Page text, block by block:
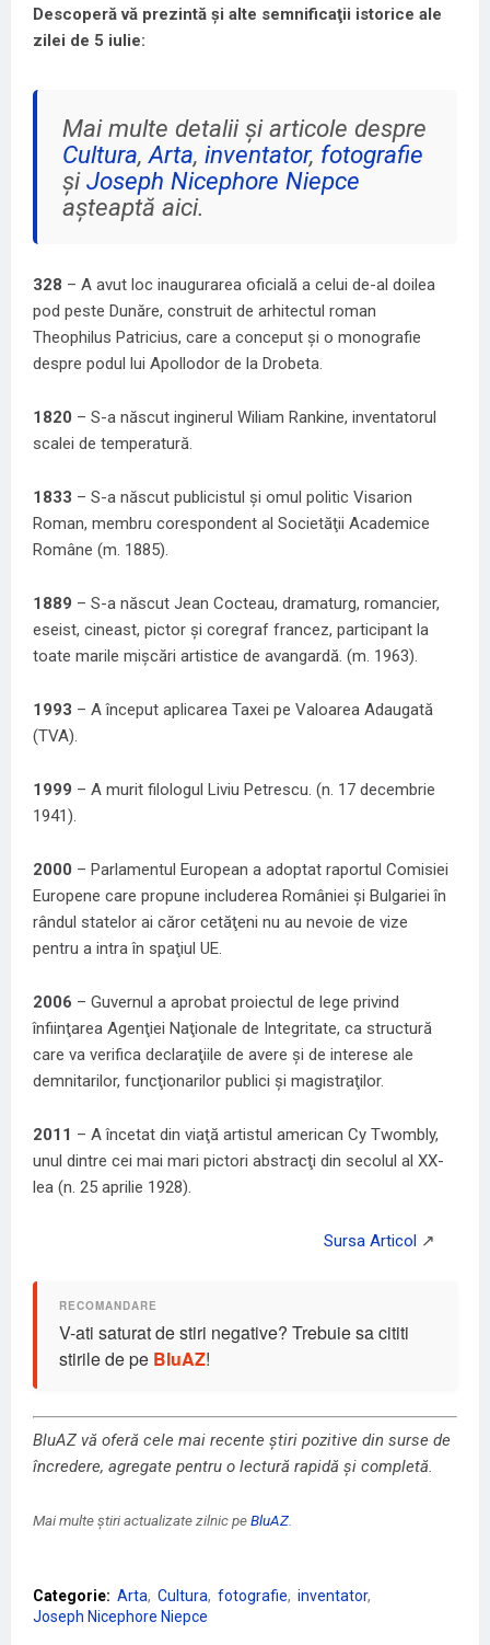
Descoperăvă prezintă şi alte semnificaţii istorice ale
zilei de 5 iulie:
Mai multe detalii și articole despre
Cultura,Arta, inventator, fotografie
șiJoseph Nicephore Niepce
așteaptă aici.
328 – A avut loc inaugurarea oficială a celui de-al doilea
pod peste Dunăre, construit de arhitectul roman
Theophilus Patricius, care a conceput şi o monografie
despre podul lui Apollodor de la Drobeta.
1820 – S-a născut inginerul Wiliam Rankine, inventatorul
scalei de temperatură.
1833 – S-a născut publicistul şi omul politic Visarion
Roman, membru corespondent al Societăţii Academice
Române (m. 1885).
1889 – S-a născut Jean Cocteau, dramaturg, romancier,
eseist, cineast, pictor şi coregraf francez, participant la
toate marile mişcări artistice de avangardă. (m. 1963).
1993 – A început aplicarea Taxei pe Valoarea Adaugată
(TVA).
1999 – A murit filologul Liviu Petrescu. (n. 17 decembrie
1941).
2000 – Parlamentul European a adoptat raportul Comisiei
Europene care propune includerea României şi Bulgariei în
rândul statelor ai căror cetăţeni nu au nevoie de vize
pentru a intra în spaţiul UE.
2006 – Guvernul a aprobat proiectul de lege privind
înfiinţarea Agenţiei Naţionale de Integritate, ca structură
care va verifica declaraţiile de avere şi de interese ale
demnitarilor, funcţionarilor publici şi magistraţilor.
2011 – A încetat din viaţă artistul american Cy Twombly,
unul dintre cei mai mari pictori abstracţi din secolul al XX-
lea (n. 25 aprilie 1928).
V-ati saturat de stiri negative? Trebuie sa cititi
stirile de pe BluAZ!
BluAZ vă oferă cele mai recente știri pozitive din surse de
încredere, agregate pentru o lectură rapidă și completă.
Mai multe știri actualizate zilnic peBluAZ
Categorie: Arta Cultura fotografie
inventator
Joseph Nicephore Niepce